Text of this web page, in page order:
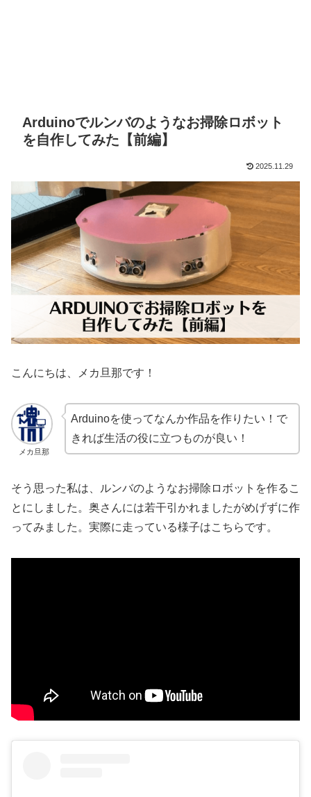
Arduinoでルンバのようなお掃除ロボット
を自作してみた【前編】
2025.11.29
こんにちは、メカ旦那です！
メカ旦那
Arduinoを使ってなんか作品を作りたい！で
きれば生活の役に立つものが良い！
そう思った私は、ルンバのようなお掃除ロボットを作るこ
とにしました。奥さんには若干引かれましたがめげずに作
ってみました。実際に走っている様子はこちらです。